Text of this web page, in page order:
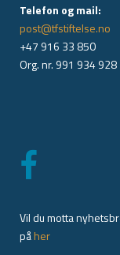
Telefon og mail:
post@tfstiftelse.no
+47 916 33 850
Org. nr. 991 934 928
Vil du motta
påher